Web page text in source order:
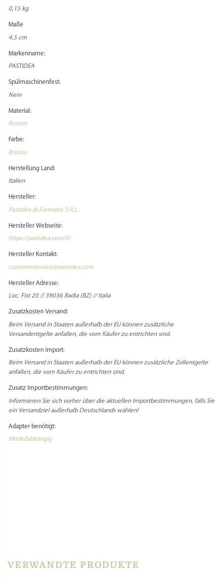
0,15 kg
Maße
4,5 cm
Markenname:
PASTIDEA
Spülmaschinenfest:
Nein
Material:
Bronze
Farbe:
Bronze
Herstellung Land:
Italien
Hersteller:
Pastidea di Formatre S.R.L.
Hersteller Webseite:
https://pastidea.com/it/
Hersteller Kontakt:
customerservice@pastidea.com
Hersteller Adresse:
Loc. Fist 20 // 39036 Badia (BZ) // Italia
Zusatzkosten Versand:
Beim Versand in Staaten außerhalb der EU können zusätzliche
Versandentgelte anfallen, die vom Käufer zu entrichten sind.
Zusatzkosten Import:
Beim Versand in Staaten außerhalb der EU können zusätzliche Zollentgelte
anfallen, die vom Käufer zu entrichten sind.
Zusatz Importbestimmungen:
Informieren Sie sich vorher über die aktuellen Importbestimmungen, falls Sie
ein Versandziel außerhalb Deutschlands wählen!
Adapter benötigt:
Modellabhängig
– Gnocco napoletano gigante 36 mm“
VERWANDTE PRODUKTE